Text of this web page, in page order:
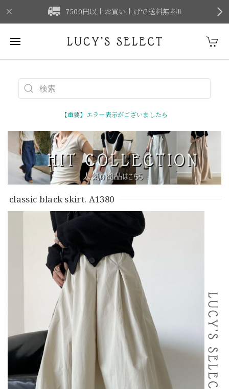
7500円以上お買い上げで送料無料‼
【重要】エラー表示がございましたら
classic black skirt. A1380